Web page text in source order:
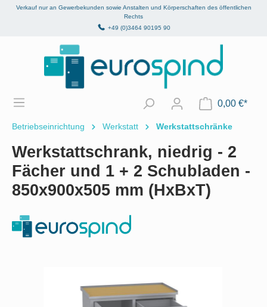
springen
Verkauf nur an Gewerbekunden sowie Anstalten und Körperschaften des öffentlichen
Rechts
+49 (0)3464 90195 90
0,00 €*
Betriebseinrichtung Werkstatt Werkstattschränke
Werkstattschrank, niedrig - 2
Fächer und 1 + 2 Schubladen -
850x900x505 mm (HxBxT)